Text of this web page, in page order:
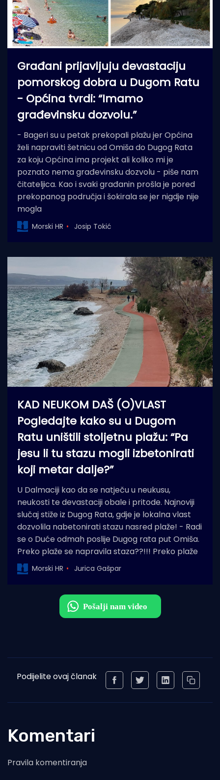
Građani prijavljuju devastaciju
pomorskog dobra u Dugom Ratu
- Općina tvrdi: “Imamo
građevinsku dozvolu.”
- Bageri su u petak prekopali plažu jer Općina
želi napraviti šetnicu od Omiša do Dugog Rata
za koju Općina ima projekt ali koliko mi je
poznato nema građevinsku dozvolu - piše nam
čitateljica. Kao i svaki građanin prošla je pored
prekopanog područja i šokirala se jer nigdje nije
mogla
Morski HR Josip Tokić
KAD NEUKOM DAŠ (O)VLAST
Pogledajte kako su u Dugom
Ratu uništili stoljetnu plažu: “Pa
jesu li tu stazu mogli izbetonirati
koji metar dalje?”
U Dalmaciji kao da se natječu u neukusu,
neukosti te devastaciji obale i pritode. Najnoviji
slučaj stiže iz Dugog Rata, gdje je lokalna vlast
dozvolila nabetonirati stazu nasred plaže! - Radi
se o Duće odmah poslije Dugog rata put Omiša.
Preko plaže se napravila staza??!!! Preko plaže
Morski HR Jurica Gašpar
Podijelite ovaj članak
Komentari
Pravila komentiranja